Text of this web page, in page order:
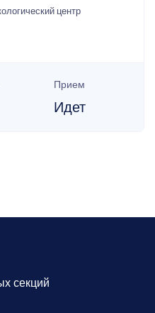
центр
Прием
Идет
секций